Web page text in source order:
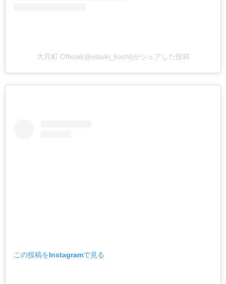
大月町 Official(@otsuki_kochi)がシェアした投稿
この投稿をInstagramで見る